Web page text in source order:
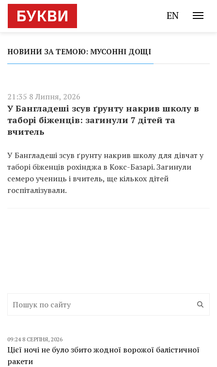
EN
НОВИНИ ЗА ТЕМОЮ: МУСОННІ ДОЩІ
21:35 8 Липня, 2026
У Бангладеші зсув ґрунту накрив школу в
таборі біженців: загинули 7 дітей та
вчитель
У Бангладеші зсув ґрунту накрив школу для дівчат у
таборі біженців рохінджа в Кокс-Базарі. Загинули
семеро учениць і вчитель, ще кількох дітей
госпіталізували.
09:24 8 СЕРПНЯ, 2026
Цієї ночі не було збито жодної ворожої балістичної
ракети